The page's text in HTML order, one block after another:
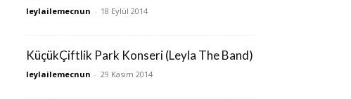
leylailemecnun - 18 Eylül 2014
KüçükÇiftlik Park Konseri (Leyla The Band)
leylailemecnun - 29 Kasım 2014